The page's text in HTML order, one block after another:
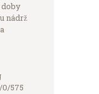
nádrž
575